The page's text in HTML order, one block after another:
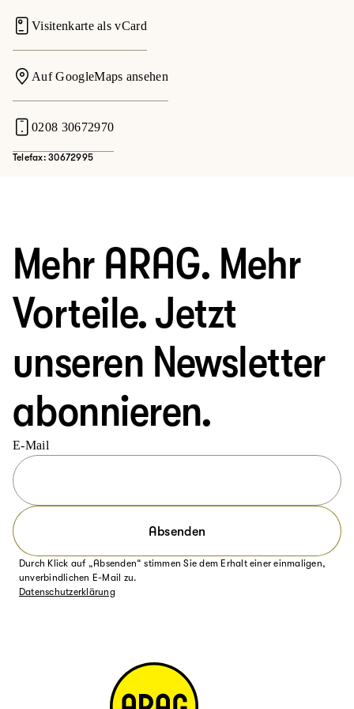
Visitenkarte als vCard
Auf GoogleMaps ansehen
0208 30672970
Telefax: 30672995
Mehr ARAG. Mehr
Vorteile. Jetzt
unseren Newsletter
abonnieren.
E-Mail
Absenden
Durch Klick auf „Absenden“ stimmen Sie dem Erhalt einer einmaligen,
unverbindlichen E-Mail zu.
Datenschutzerklärung